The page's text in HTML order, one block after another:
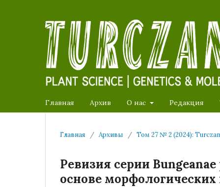
Главная Архив О нас Редакция
Главная / Архивы / Том 27 № 2 (2024):
Ревизия серии
основе